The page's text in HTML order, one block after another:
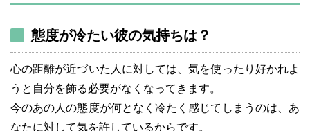
態度が冷たい彼の気持ちは？
心の距離が近づいた人に対しては、気を使ったり好かれよ
うと自分を飾る必要がなくなってきます。
今のあの人の態度が何となく冷たく感じてしまうのは、あ
なたに対して気を許しているからです。